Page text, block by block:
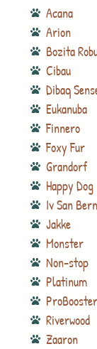
Acana
Arion
Bozita
Cibau
Dibaq
Eukanuba
Finnero
Foxy Fur
Grandorf
Happy Dog
Iv San
Jakke
Monster
Non-stop
Platinum
ProBooster
Riverwood
Zaaron